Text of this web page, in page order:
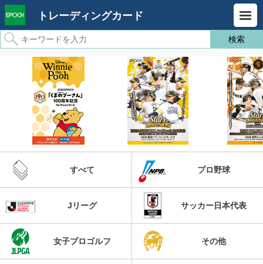
トレーディングカード
すべて プロ野球
Jリーグ サッカー日本代表
女子プロゴルフ その他